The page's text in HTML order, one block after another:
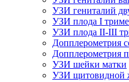
УЗИ гениталий
УЗИ плода I
УЗИ плода II-III
Допплерометрия
Допплерометрия
УЗИ шейки матки
УЗИ щитовидной